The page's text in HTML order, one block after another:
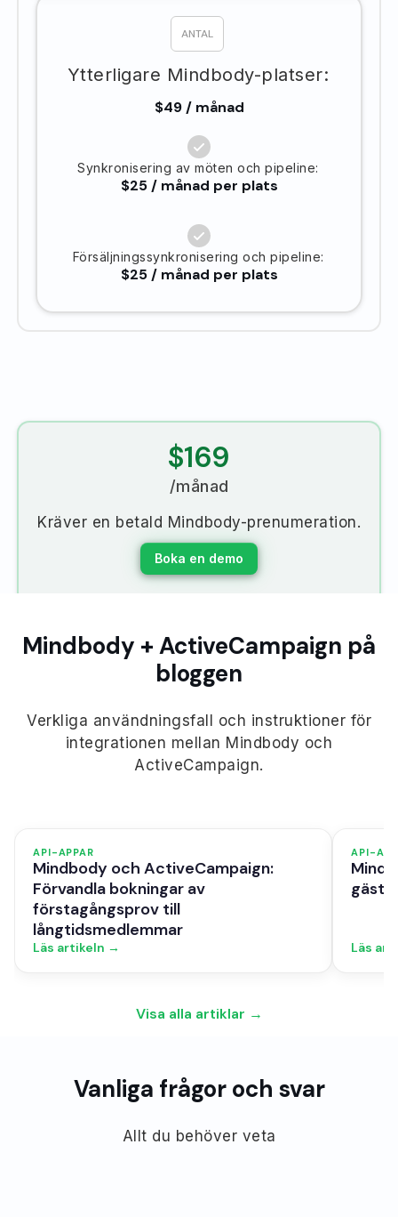
Ytterligare Mindbody-platser:
$49 / månad
Synkronisering av möten och pipeline:
$25 / månad per plats
Försäljningssynkronisering och pipeline:
$25 / månad per plats
$169
/månad
Kräver en betald Mindbody-prenumeration.
Boka en demo
Mindbody + ActiveCampaign på
bloggen
Verkliga användningsfall och instruktioner för
integrationen mellan Mindbody och
ActiveCampaign.
API-APPAR
Mindbody och ActiveCampaign:
Förvandla bokningar av
förstagångsprov till
långtidsmedlemmar
Läs artikeln →
API-
Läs
Visa alla artiklar →
Vanliga frågor och svar
Allt du behöver veta